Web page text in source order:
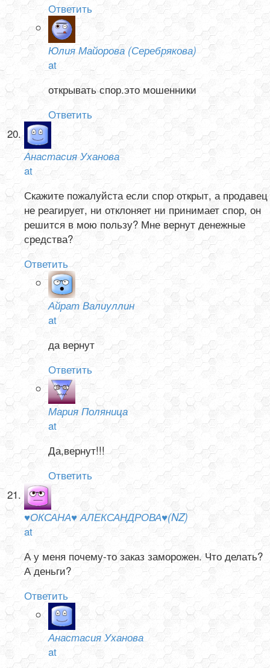
Ответить
Юлия Майорова (Серебрякова)
at
открывать спор.это мошенники
Ответить
Анастасия Уханова
at
Скажите пожалуйста если спор открыт, а продавец
не реагирует, ни отклоняет ни принимает спор, он
решится в мою пользу? Мне вернут денежные
средства?
Ответить
Айрат Валиуллин
at
да вернут
Ответить
Мария Поляница
at
Да,вернут!!!
Ответить
♥ОКСАНА♥ АЛЕКСАНДРОВА♥(NZ)
at
А у меня почему-то заказ заморожен. Что делать?
А деньги?
Ответить
Анастасия Уханова
at